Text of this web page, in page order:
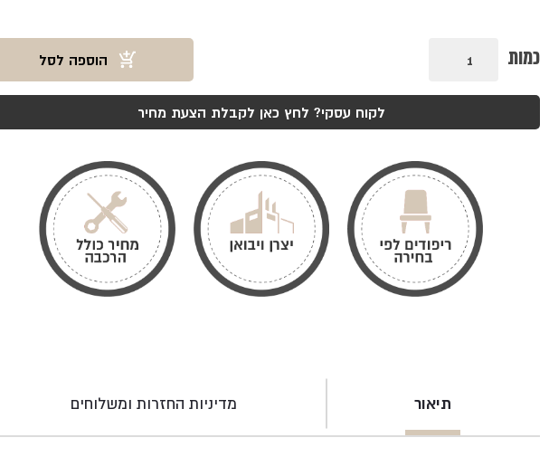
כמות
בר
שחור
הוספה לסל
לקוח עסקי? לחץ כאן לקבלת הצעת מחיר
תיאור מדיניות החזרות ומשלוחים